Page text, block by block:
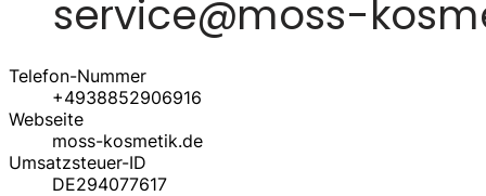
Telefon-Nummer
+4938852906916
Webseite
moss-kosmetik.de
Umsatzsteuer-ID
DE294077617